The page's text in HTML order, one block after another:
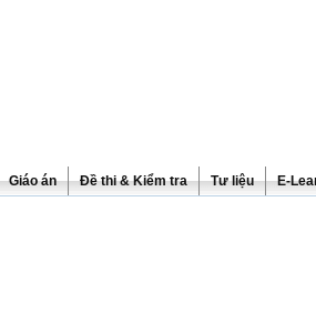
Giáo án Đề thi & Kiểm tra Tư liệu E-